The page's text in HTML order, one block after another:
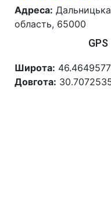
Адреса:
область, 65000
Широта: 46.4649577
Довгота: